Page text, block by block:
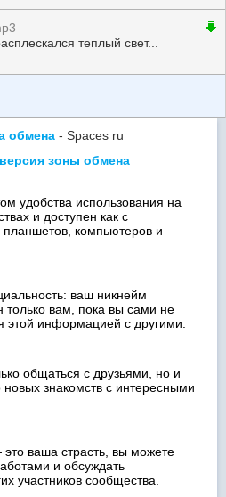
теплый свет...
обмена - Spaces ru
зоны обмена
удобства использования на
и доступен как с
планшетов, компьютеров и
ваш никнейм
только вам, пока вы сами не
этой информацией с другими.
общаться с друзьями, но и
новых знакомств с интересными
ваша страсть, вы можете
и обсуждать
участников сообщества.